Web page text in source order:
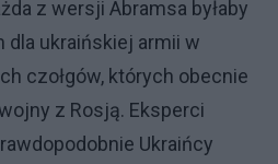
z wersji Abramsa byłaby
ukraińskiej armii w
czołgów, których obecnie
z Rosją. Eksperci
Ukraińcy